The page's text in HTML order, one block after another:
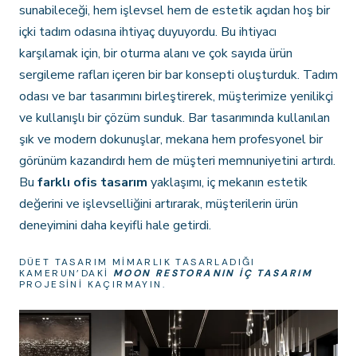
sunabileceği, hem işlevsel hem de estetik açıdan hoş bir
içki tadım odasına ihtiyaç duyuyordu. Bu ihtiyacı
karşılamak için, bir oturma alanı ve çok sayıda ürün
sergileme rafları içeren bir bar konsepti oluşturduk. Tadım
odası ve bar tasarımını birleştirerek, müşterimize yenilikçi
ve kullanışlı bir çözüm sunduk. Bar tasarımında kullanılan
şık ve modern dokunuşlar, mekana hem profesyonel bir
görünüm kazandırdı hem de müşteri memnuniyetini artırdı.
Bu farklı ofis tasarım yaklaşımı, iç mekanın estetik
değerini ve işlevselliğini artırarak, müşterilerin ürün
deneyimini daha keyifli hale getirdi.
DÜET TASARIM MIMARLIK TASARLADIĞI
KAMERUN’DAKI MOON RESTORANIN IÇ TASARIM
PROJESINI KAÇIRMAYIN.